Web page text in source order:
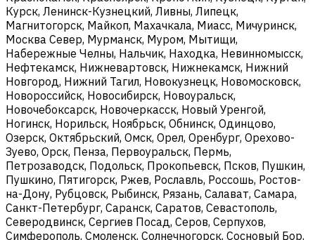
Курск, Ленинск-Кузнецкий, Ливны, Липецк,
Магнитогорск, Майкоп, Махачкала, Миасс, Мичуринск,
Москва Север, Мурманск, Муром, Мытищи,
Набережные Челны, Нальчик, Находка, Невинномысск,
Нефтекамск, Нижневартовск, Нижнекамск, Нижний
Новгород, Нижний Тагил, Новокузнецк, Новомосковск,
Новороссийск, Новосибирск, Новоуральск,
Новочебоксарск, Новочеркасск, Новый Уренгой,
Ногинск, Норильск, Ноябрьск, Обнинск, Одинцово,
Озерск, Октябрьский, Омск, Орел, Оренбург, Орехово-
Зуево, Орск, Пенза, Первоуральск, Пермь,
Петрозаводск, Подольск, Прокопьевск, Псков, Пушкин,
Пушкино, Пятигорск, Ржев, Рославль, Россошь, Ростов-
на-Дону, Рубцовск, Рыбинск, Рязань, Салават, Самара,
Санкт-Петербург, Саранск, Саратов, Севастополь,
Северодвинск, Сергиев Посад, Серов, Серпухов,
Симферополь, Смоленск, Солнечногорск, Сосновый Бор,